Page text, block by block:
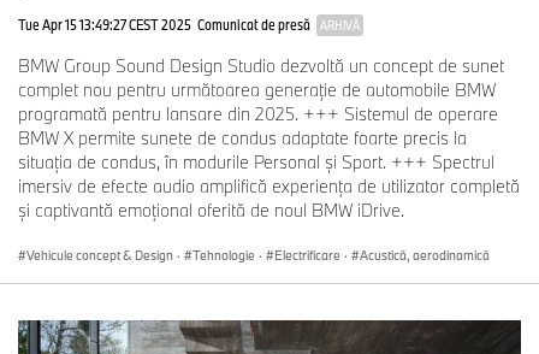
Tue Apr 15 13:49:27 CEST 2025 Comunicat de presă ARHIVĂ
BMW Group Sound Design Studio dezvoltă un concept de sunet
complet nou pentru următoarea generaţie de automobile BMW
programată pentru lansare din 2025. +++ Sistemul de operare
BMW X permite sunete de condus adaptate foarte precis la
situaţia de condus, în modurile Personal şi Sport. +++ Spectrul
imersiv de efecte audio amplifică experienţa de utilizator completă
şi captivantă emoţional oferită de noul BMW iDrive.
Vehicule concept & Design · Tehnologie · Electrificare · Acustică, aerodinamică